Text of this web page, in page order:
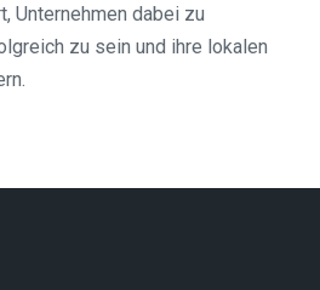
Unternehmen dabei zu
zu sein und ihre lokalen